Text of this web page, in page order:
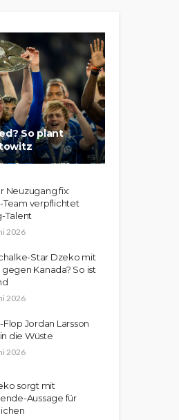
So plant
Neuzugang fix:
Team verpflichtet
Talent
2026
Star Dzeko mit
Kanada? So ist
2026
Jordan Larsson
die Wüste
2026
sorgt mit
Aussage für